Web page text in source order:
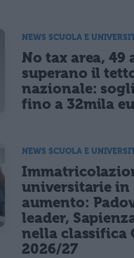
NEWS SCUOLA E
No tax area, 49
superano il
nazionale:
fino a 32mila
NEWS SCUOLA E
universitarie in
aumento:
leader,
nella classifica
2026/27